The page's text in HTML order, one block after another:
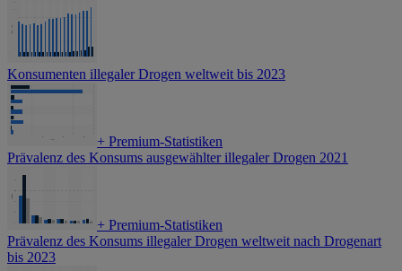
Konsumenten illegaler Drogen weltweit bis 2023
+ Premium-Statistiken
Prävalenz des Konsums ausgewählter illegaler Drogen 2021
+ Premium-Statistiken
Prävalenz des Konsums illegaler Drogen weltweit nach Drogenart
bis 2023